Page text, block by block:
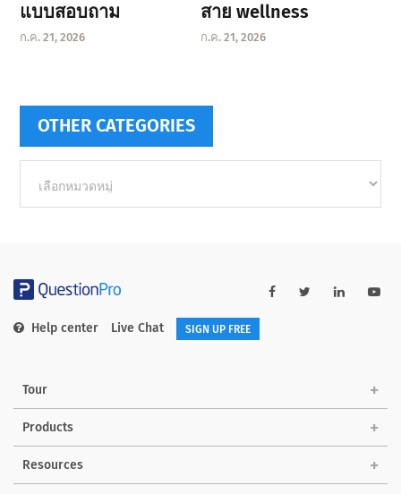
แบบสอบถาม
ก.ค. 21, 2026
สาย wellness
ก.ค. 21, 2026
OTHER CATEGORIES
categories
Help center Live Chat SIGN UP FREE
Tour
Products
Resources